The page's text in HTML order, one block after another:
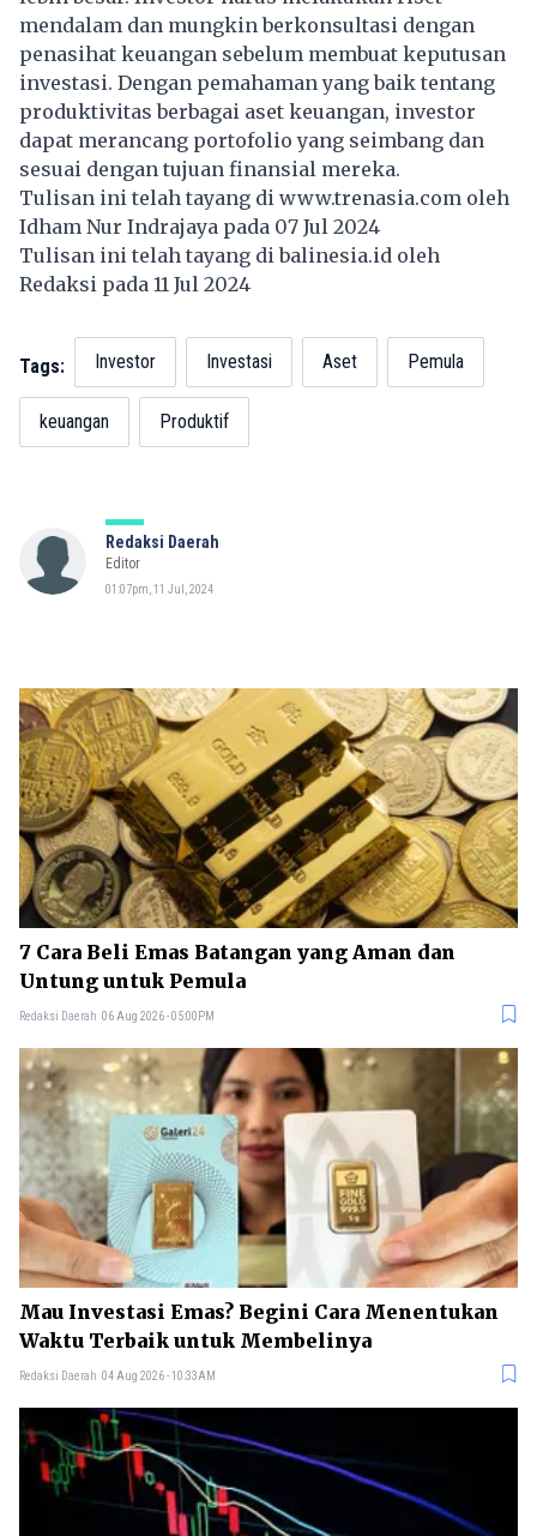
mendalam dan mungkin berkonsultasi dengan
penasihat keuangan sebelum membuat keputusan
investasi. Dengan pemahaman yang baik tentang
produktivitas berbagai aset keuangan, investor
dapat merancang portofolio yang seimbang dan
sesuai dengan tujuan finansial mereka.
Tulisan ini telah tayang di www.trenasia.com oleh
Idham Nur Indrajaya pada 07 Jul 2024
Tulisan ini telah tayang dibalinesia.id oleh
Redaksi pada 11 Jul 2024
Tags: Investor Investasi Aset Pemula
keuangan Produktif
Redaksi Daerah
Editor
01:07pm, 11 Jul, 2024
7 Cara Beli Emas Batangan yang Aman dan
Untung untuk Pemula
Redaksi Daerah 06 Aug 2026 - 05:00PM
Mau Investasi Emas? Begini Cara Menentukan
Waktu Terbaik untuk Membelinya
Redaksi Daerah 04 Aug 2026 - 10:33AM